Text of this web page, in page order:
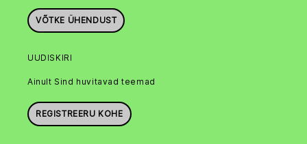
VÕTKE ÜHENDUST
UUDISKIRI
Ainult Sind huvitavad teemad
REGISTREERU KOHE